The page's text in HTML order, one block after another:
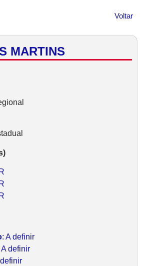
Voltar
MARTINS
: A definir
A definir